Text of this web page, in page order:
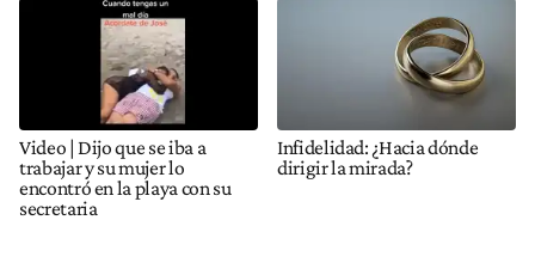
Video | Dijo que se iba a
trabajar y su mujer lo
encontró en la playa con su
secretaria
Infidelidad: ¿Hacia dónde
dirigir la mirada?